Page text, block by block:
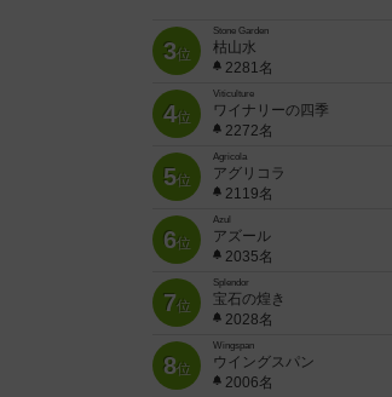
3位
Stone Garden
枯山水
2281名
4位
Viticulture
ワイナリーの四季
2272名
5位
Agricola
アグリコラ
2119名
6位
Azul
アズール
2035名
7位
Splendor
宝石の煌き
2028名
8位
Wingspan
ウイングスパン
2006名